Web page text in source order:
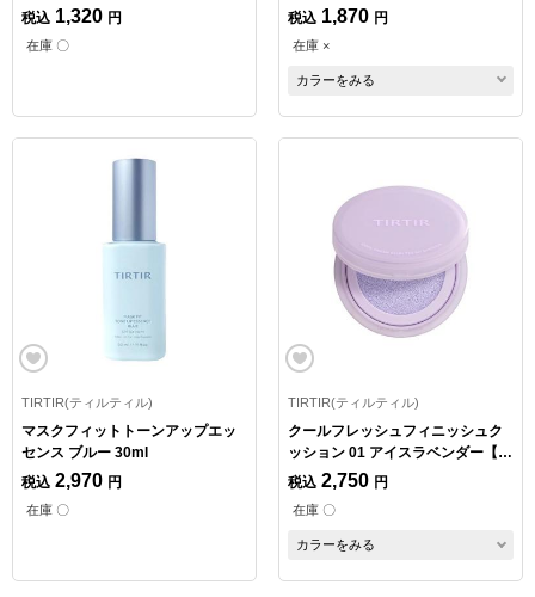
税込 1,320 円
在庫 〇
税込 1,870 円
在庫 ×
カラーをみる
TIRTIR(ティルティル)
マスクフィットトーンアップエッ
センス ブルー 30ml
税込 2,970 円
在庫 〇
TIRTIR(ティルティル)
クールフレッシュフィニッシュク
ッション 01 アイスラベンダー【数
量限定】
税込 2,750 円
在庫 〇
カラーをみる